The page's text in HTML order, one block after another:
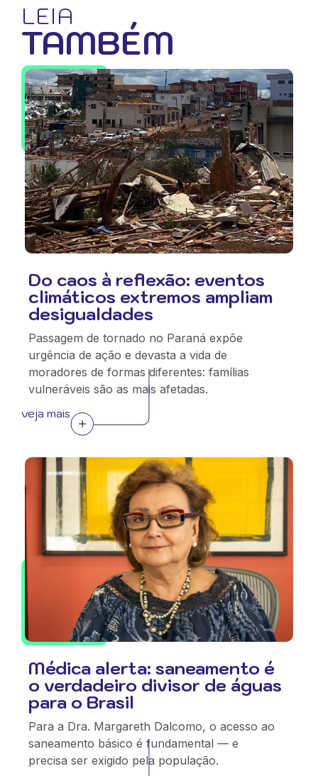
LEIA
TAMBÉM
Do caos à reflexão: eventos
climáticos extremos ampliam
desigualdades
Passagem de tornado no Paraná expõe
urgência de ação e devasta a vida de
moradores de formas diferentes: famílias
vulneráveis são as mais afetadas.
veja mais
Médica alerta: saneamento é
o verdadeiro divisor de águas
para o Brasil
Para a Dra. Margareth Dalcomo, o acesso ao
saneamento básico é fundamental — e
precisa ser exigido pela população.